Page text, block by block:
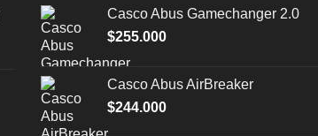
era:
es:
Casco Abus Gamechanger 2.0
$255.000
Casco Abus AirBreaker
$244.000